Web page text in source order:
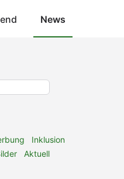
News
Inklusion
Aktuell